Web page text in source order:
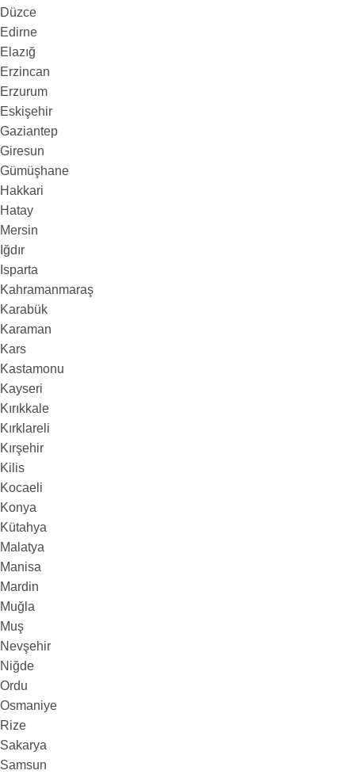
Düzce
Edirne
Elazığ
Erzincan
Erzurum
Eskişehir
Gaziantep
Giresun
Gümüşhane
Hakkari
Hatay
Mersin
Iğdır
Isparta
Kahramanmaraş
Karabük
Karaman
Kars
Kastamonu
Kayseri
Kırıkkale
Kırklareli
Kırşehir
Kilis
Kocaeli
Konya
Kütahya
Malatya
Manisa
Mardin
Muğla
Muş
Nevşehir
Niğde
Ordu
Osmaniye
Rize
Sakarya
Samsun